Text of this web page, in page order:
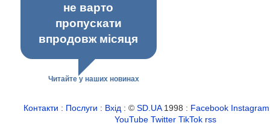
не варто
пропускати
впродовж місяця
Читайте у наших новинах
Контакти : Послуги : Вхід : ©SD.UA1998 : Facebook Instagram
YouTube Twitter TikTok rss